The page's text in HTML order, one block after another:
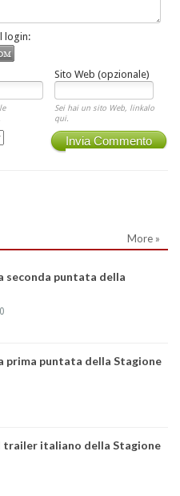
login:
Sito Web (opzionale)
Sei hai un sito Web, linkalo
qui.
Invia Commento
More »
seconda puntata della
0
prima puntata della Stagione
trailer italiano della Stagione